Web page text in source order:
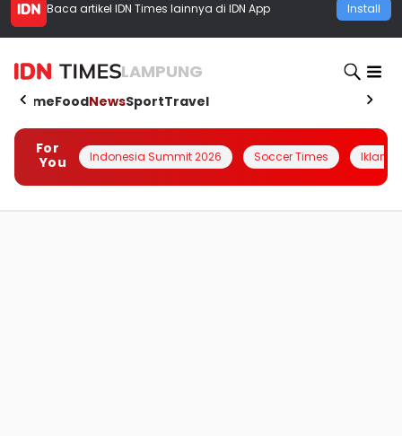
Baca artikel IDN Times lainnya di IDN App Install
LAMPUNG
HomeFoodNewsSportTravel
For
You
Indonesia Summit 2026 Soccer Times Iklanin